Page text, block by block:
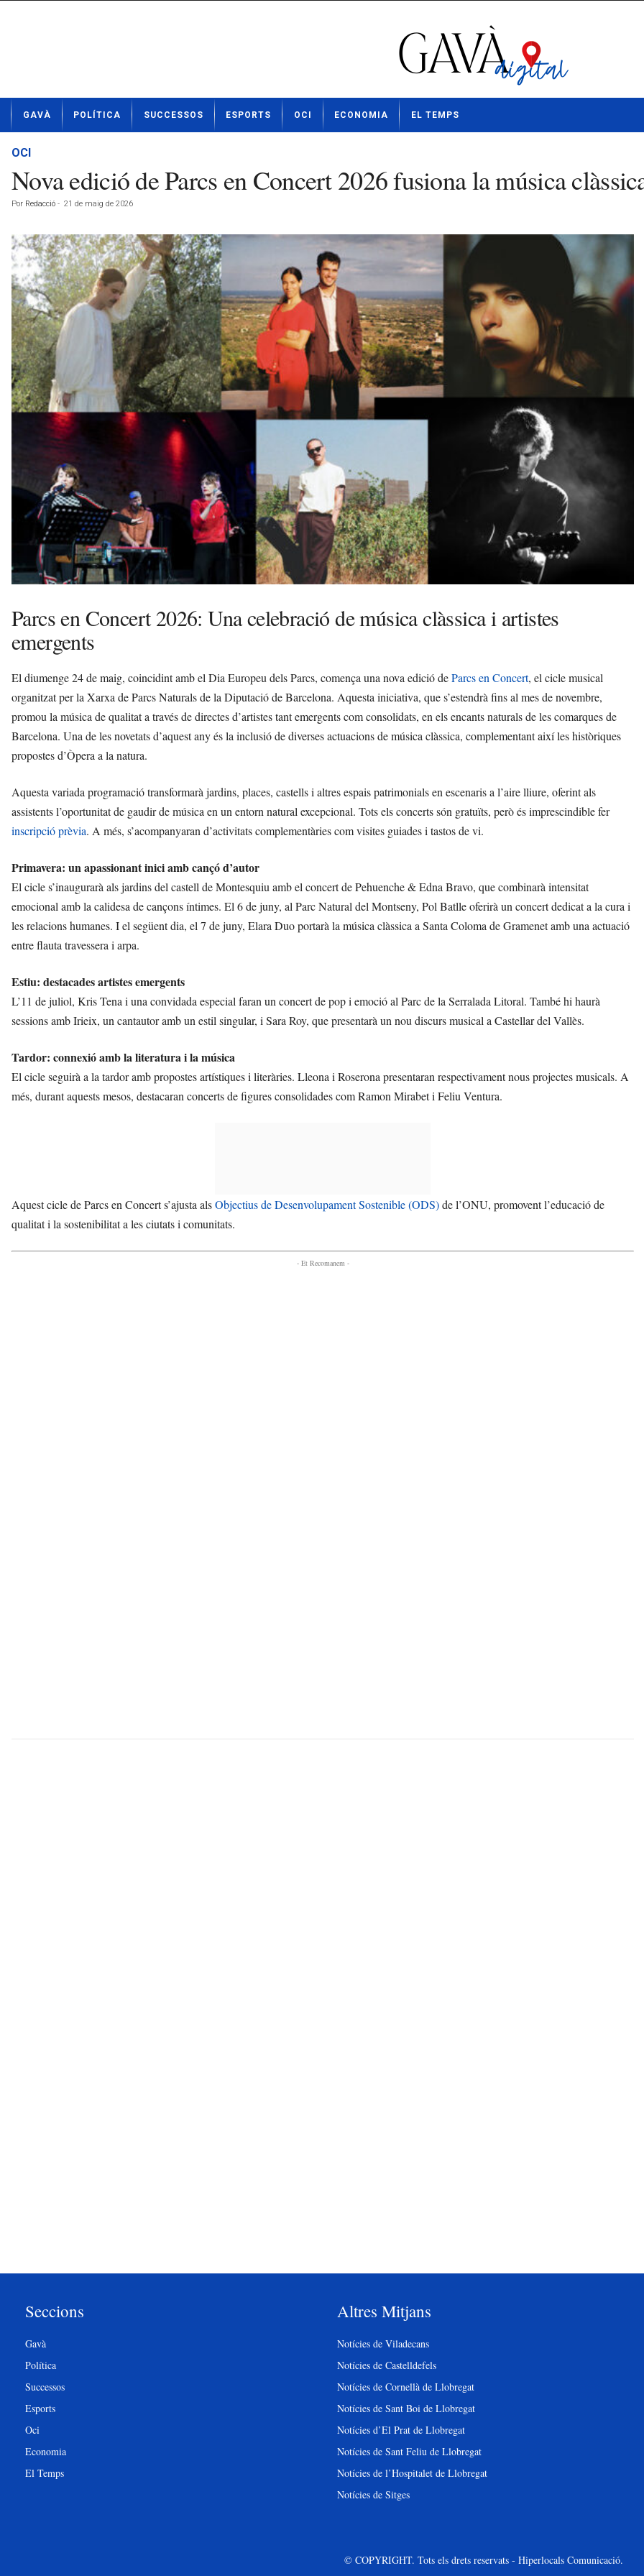
t
GAVÀ POLÍTICA SUCCESSOS ESPORTS OCI ECONOMIA EL TEMPS
OCI
Nova edició de Parcs en Concert 2026 fusiona la música
Por Redacció - 21 de maig de 2026
Parcs en Concert 2026: Una celebració de música clàssica i artistes
emergents
El diumenge 24 de maig, coincidint amb el Dia Europeu dels Parcs, comença una nova edició deParcs en Concert, el cicle musical
organitzat per la Xarxa de Parcs Naturals de la Diputació de Barcelona. Aquesta iniciativa, que s’estendrà fins al mes de novembre,
promou la música de qualitat a través de directes d’artistes tant emergents com consolidats, en els encants naturals de les comarques de
Barcelona. Una de les novetats d’aquest any és la inclusió de diverses actuacions de música clàssica, complementant així les històriques
propostes d’Òpera a la natura.
Aquesta variada programació transformarà jardins, places, castells i altres espais patrimonials en escenaris a l’aire lliure, oferint als
assistents l’oportunitat de gaudir de música en un entorn natural excepcional. Tots els concerts són gratuïts, però és imprescindible fer
inscripció prèvia. A més, s’acompanyaran d’activitats complementàries com visites guiades i tastos de vi.
Primavera: un apassionant inici amb cançó d’autor
El cicle s’inaugurarà als jardins del castell de Montesquiu amb el concert de Pehuenche & Edna Bravo, que combinarà intensitat
emocional amb la calidesa de cançons íntimes. El 6 de juny, al Parc Natural del Montseny, Pol Batlle oferirà un concert dedicat a la cura i
les relacions humanes. I el següent dia, el 7 de juny, Elara Duo portarà la música clàssica a Santa Coloma de Gramenet amb una actuació
entre flauta travessera i arpa.
Estiu: destacades artistes emergents
L’11 de juliol, Kris Tena i una convidada especial faran un concert de pop i emoció al Parc de la Serralada Litoral. També hi haurà
sessions amb Irieix, un cantautor amb un estil singular, i Sara Roy, que presentarà un nou discurs musical a Castellar del Vallès.
Tardor: connexió amb la literatura i la música
El cicle seguirà a la tardor amb propostes artístiques i literàries. Lleona i Roserona presentaran respectivament nous projectes musicals. A
més, durant aquests mesos, destacaran concerts de figures consolidades com Ramon Mirabet i Feliu Ventura.
Aquest cicle de Parcs en Concert s’ajusta alsObjectius de Desenvolupament Sostenible (ODS)de l’ONU, promovent l’educació de
qualitat i la sostenibilitat a les ciutats i comunitats.
- Et Recomanem -
Seccions
Gavà
Política
Successos
Esports
Oci
Economia
El Temps
Altres Mitjans
Notícies de Viladecans
Notícies de Castelldefels
Notícies de Cornellà de Llobregat
Notícies de Sant Boi de Llobregat
Notícies d’El Prat de Llobregat
Notícies de Sant Feliu de Llobregat
Notícies de l’Hospitalet de Llobregat
Notícies de Sitges
© COPYRIGHT. Tots els drets reservats - Hiperlocals Comunicació.